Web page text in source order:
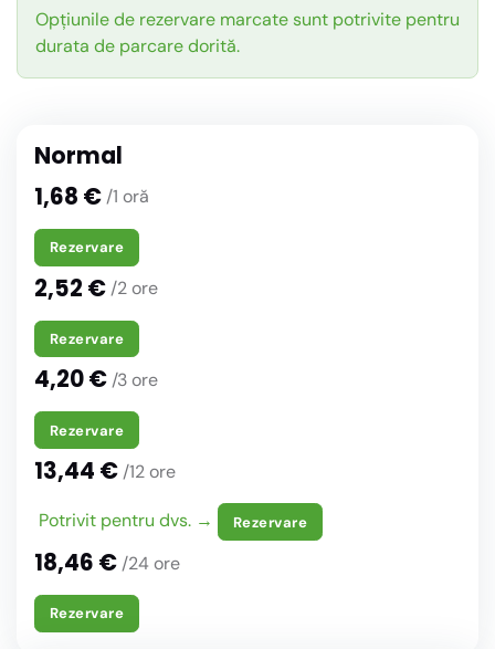
Opțiunile de rezervare marcate sunt potrivite pentru
durata de parcare dorită.
Normal
1,68 €/1 oră
Rezervare
2,52 €/2 ore
Rezervare
4,20 € /3 ore
Rezervare
13,44 € /12 ore
Potrivit pentru dvs. → Rezervare
18,46 € /24 ore
Rezervare